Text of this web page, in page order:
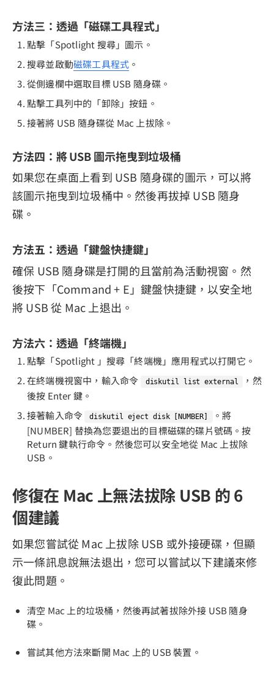
方法三：透過「磁碟工具程式」
點擊「Spotlight 搜尋」圖示。
搜尋並啟動磁碟工具程式 。
從側邊欄中選取目標 USB 隨身碟。
點擊工具列中的「卸除」按鈕。
接著將 USB 隨身碟從 Mac 上拔除。
方法四：將 USB 圖示拖曳到垃圾桶
如果您在桌面上看到 USB 隨身碟的圖示，可以將
該圖示拖曳到垃圾桶中。然後再拔掉 USB 隨身
碟。
方法五：透過「鍵盤快捷鍵」
確保 USB 隨身碟是打開的且當前為活動視窗。然
後按下「Command + E」鍵盤快捷鍵，以安全地
將 USB 從 Mac 上退出。
方法六：透過「終端機」
點擊「Spotlight 」搜尋「終端機」應用程式以打開它。
在終端機視窗中，輸入命令
diskutil list external
，然
後按 Enter 鍵。
接著輸入命令
diskutil eject disk [NUMBER]
。將
[NUMBER] 替換為您要退出的目標磁碟的碟片號碼。按
Return 鍵執行命令。然後您可以安全地從 Mac 上拔除
USB。
修復在 Mac 上無法拔除 USB 的 6
個建議
如果您嘗試從 Mac 上拔除 USB 或外接硬碟，但顯
示一條訊息說無法退出，您可以嘗試以下建議來修
復此問題。
清空 Mac 上的垃圾桶，然後再試著拔除外接 USB 隨身
碟。
嘗試其他方法來斷開 Mac 上的 USB 裝置。